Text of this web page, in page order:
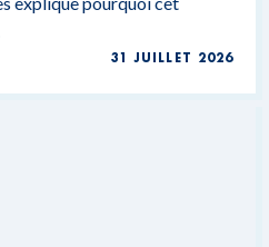
31 JUILLET 2026